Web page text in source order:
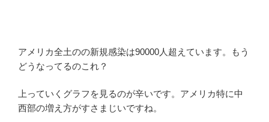
アメリカ全土のの新規感染は90000人超えています。もう
どうなってるのこれ？
上っていくグラフを見るのが辛いです。アメリカ特に中
西部の増え方がすさまじいですね。